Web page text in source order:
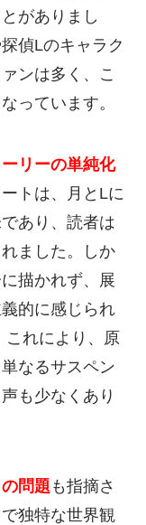
がありまし
偵Lのキャラク
ンは多く、こ
っています。
リーの単純化
トは、月とLに
あり、読者は
ました。しか
描かれず、展
的に感じられ
これにより、原
なるサスペン
も少なくあり
問題 も指摘さ
独特な世界観